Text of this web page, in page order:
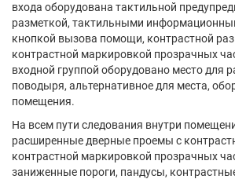
входа оборудована тактильной
разметкой, тактильными
кнопкой вызова помощи, контрастной
контрастной маркировкой прозрачных
входной группой оборудовано место для
поводыря, альтернативное для места,
помещения.
На всем пути следования внутри
расширенные дверные проемы с
контрастной маркировкой прозрачных
заниженные пороги, пандусы,